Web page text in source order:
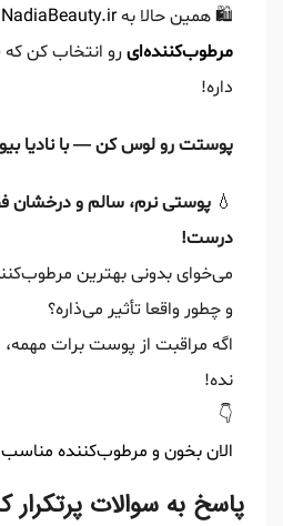
🛍️ همین حالا بهNadiaBeauty.ir
مرطوب‌کننده‌ایرو انتخاب کن
داره!
پوستت رو لوس کن — با نادیا
💧 پوستی نرم، سالم و درخشان
درست!
می‌خوای بدونی بهترین
و چطور واقعا تأثیر می‌ذاره؟
اگه مراقبت از پوست برات مهمه،
نده!
👇
الان بخون و مرطوب‌کننده
پاسخ به سوالات پرتکرار